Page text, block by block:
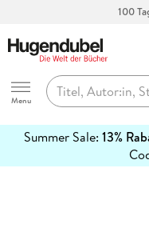
100
Hugendubel
Menu
Summer Sale: 13%
erfahren